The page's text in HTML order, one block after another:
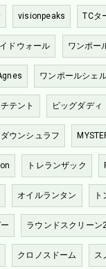
visionpeaks TCタ
ドウォール ワンポー
ワンポールシェ
テント ビッグダディ
ダウンシュラフ
トレランザック
オイルランタン
ラウンドスクリーン
クロノスドーム ス